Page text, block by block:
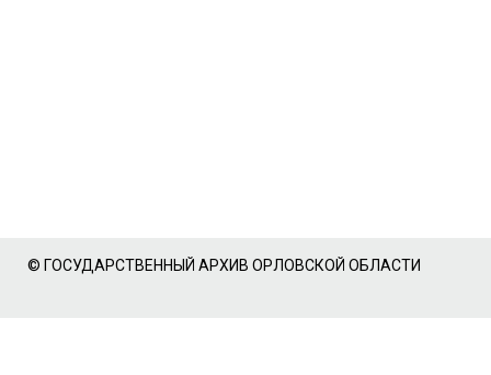
© ГОСУДАРСТВЕННЫЙ АРХИВ ОРЛОВСКОЙ ОБЛАСТИ